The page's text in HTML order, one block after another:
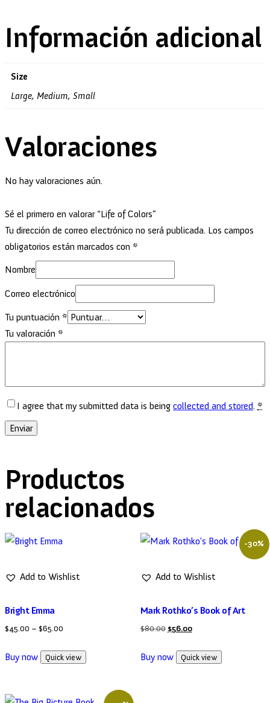
Información adicional
Size
Large, Medium, Small
Valoraciones
No hay valoraciones aún.
Sé el primero en valorar “Life of Colors”
Tu dirección de correo electrónico no será publicada. Los campos
obligatorios están marcados con *
Nombre
Correo electrónico
Tu puntuación *
Tu valoración *
I agree that my submitted data is being collected and stored. *
Productos
relacionados
Add to Wishlist
Bright Emma
$45.00 – $65.00
Buy now Quick view
-30%
Add to Wishlist
Mark Rothko’s Book of Art
$80.00 $56.00
Buy now Quick view